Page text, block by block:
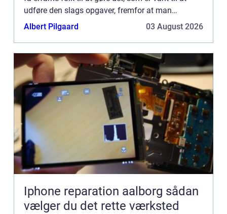
udføre den slags opgaver, fremfor at man
forsøger sig med at g&...
Albert Pilgaard 03 August 2026
Iphone reparation aalborg sådan
vælger du det rette værksted